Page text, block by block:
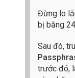
Đừng lo
bị bằng
Sau đó,
trước đó,